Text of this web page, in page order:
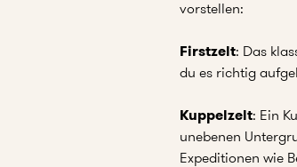
vorstellen:
Firstzelt: Das
du es richtig
Kuppelzelt: Ein
unebenen
Expeditionen wie